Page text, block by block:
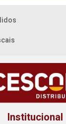
Institucional